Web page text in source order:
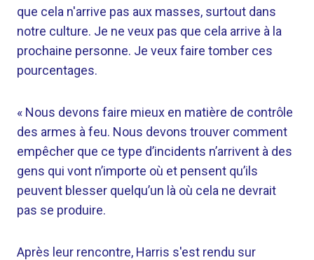
que cela n'arrive pas aux masses, surtout dans
notre culture. Je ne veux pas que cela arrive à la
prochaine personne. Je veux faire tomber ces
pourcentages.
« Nous devons faire mieux en matière de contrôle
des armes à feu. Nous devons trouver comment
empêcher que ce type d’incidents n’arrivent à des
gens qui vont n’importe où et pensent qu’ils
peuvent blesser quelqu’un là où cela ne devrait
pas se produire.
Après leur rencontre, Harris s'est rendu sur